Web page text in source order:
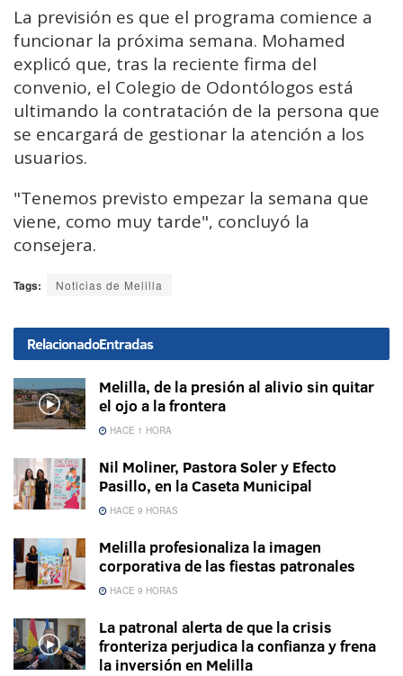
La previsión es que el programa comience a
funcionar la próxima semana. Mohamed
explicó que, tras la reciente firma del
convenio, el Colegio de Odontólogos está
ultimando la contratación de la persona que
se encargará de gestionar la atención a los
usuarios.
"Tenemos previsto empezar la semana que
viene, como muy tarde", concluyó la
consejera.
Tags: Noticias de Melilla
RelacionadoEntradas
Melilla, de la presión al alivio sin quitar
el ojo a la frontera
HACE 1 HORA
Nil Moliner, Pastora Soler y Efecto
Pasillo, en la Caseta Municipal
HACE 9 HORAS
Melilla profesionaliza la imagen
corporativa de las fiestas patronales
HACE 9 HORAS
La patronal alerta de que la crisis
fronteriza perjudica la confianza y frena
la inversión en Melilla